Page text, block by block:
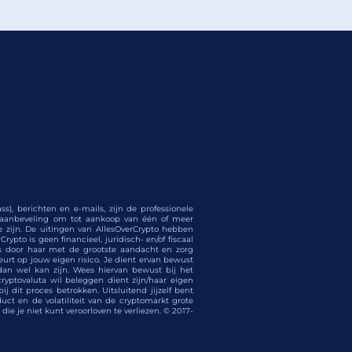
berichten en e-mails, zijn de professionele
om tot aankoop van één of meer
De uitingen van AllesOverCrypto hebben
is geen financieel, juridisch- en/of fiscaal
door haar met de grootste aandacht en zorg
op jouw eigen risico. Je dient ervan bewust
wel kan zijn. Wees hiervan bewust bij het
wil beleggen dient zijn/haar eigen
dit proces betrokken. Uitsluitend jijzelf bent
en de volatiliteit van de cryptomarkt grote
je niet kunt veroorloven te verliezen. © 2017-